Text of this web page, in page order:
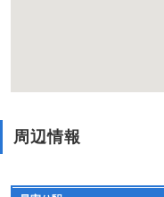
周辺情報